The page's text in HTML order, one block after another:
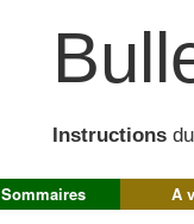
Instructions
Sommaires A